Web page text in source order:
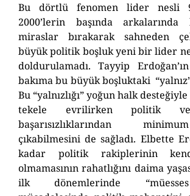
Bu dörtlü fenomen lider nesli
2000’lerin başında
miraslar bırakarak sahneden
büyük politik boşluk yeni bir lider
doldurulamadı. Tayyip
bakıma bu büyük boşluktaki
Bu “yalnızlığı” yoğun halk
tekele evrilirken politik ve
başarısızlıklarından
çıkabilmesini de sağladı. Elbette
kadar politik rakiplerinin
olmamasının rahatlığını daima
ilk dönemlerinde